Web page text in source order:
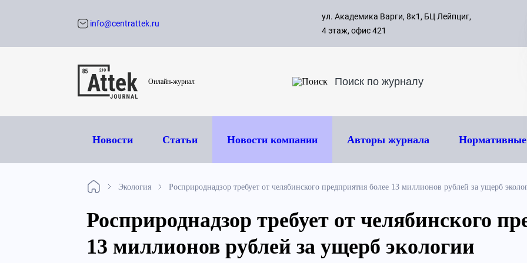
с 09:00
8 495
info@centrattek.ru
ул. Академика Варги, 8к1, БЦ Лейпциг,
4 этаж, офис 421
Онлайн-журнал
Новости Статьи Новости компании Авторы журнала
Экология Росприроднадзор требует от челябинского предприятия более 13 миллионов рублей за ущерб
Росприроднадзор требует от челябинского
13 миллионов рублей за ущерб экологии